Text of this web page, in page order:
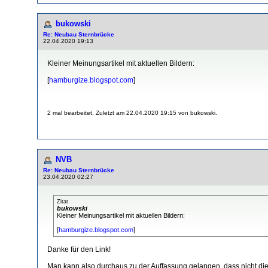
bukowski
Re: Neubau Sternbrücke
22.04.2020 19:13
Kleiner Meinungsartikel mit aktuellen Bildern:
[hamburgize.blogspot.com]
2 mal bearbeitet. Zuletzt am 22.04.2020 19:15 von bukowski.
NVB
Re: Neubau Sternbrücke
23.04.2020 02:27
Zitat
bukowski
Kleiner Meinungsartikel mit aktuellen Bildern:
[hamburgize.blogspot.com]
Danke für den Link!
Man kann also durchaus zu der Auffassung gelangen, dass nicht